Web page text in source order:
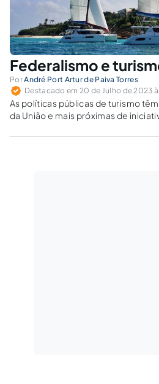
Federalismo e
PorAndré Port Artur de Paiva Torres
Destacado em 20 de Julho de 2023
As políticas públicas de turismo
da União e mais próximas de